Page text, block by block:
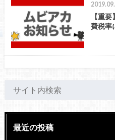
【重
費税率
最近の投稿